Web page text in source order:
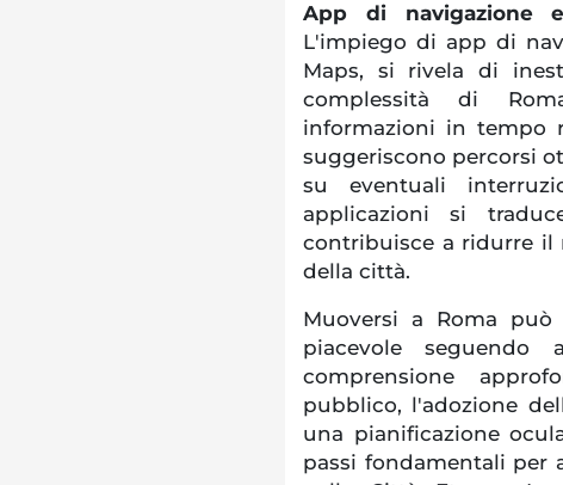
App di navigazione
L'impiego di app di
Maps, si rivela di
complessità di
informazioni in tempo
suggeriscono percorsi
su eventuali
applicazioni si
contribuisce a ridurre il
della città.
Muoversi a Roma può
piacevole
comprensione
pubblico, l'adozione
una pianificazione
passi fondamentali per